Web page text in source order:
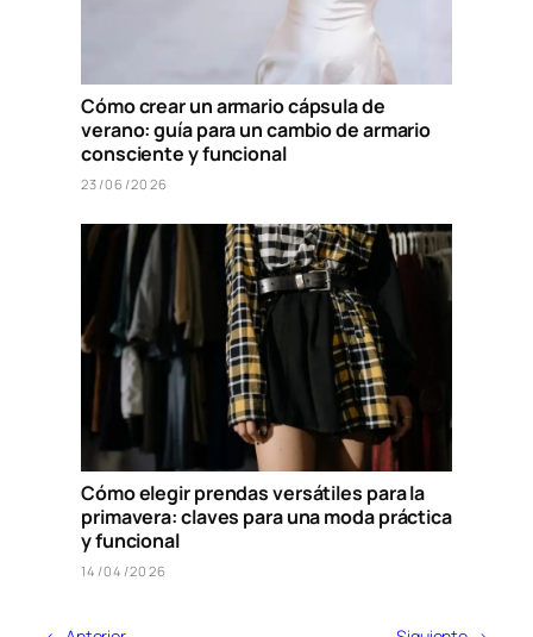
Cómo crear un armario cápsula de
verano: guía para un cambio de armario
consciente y funcional
23/06/2026
Cómo elegir prendas versátiles para la
primavera: claves para una moda práctica
y funcional
14/04/2026